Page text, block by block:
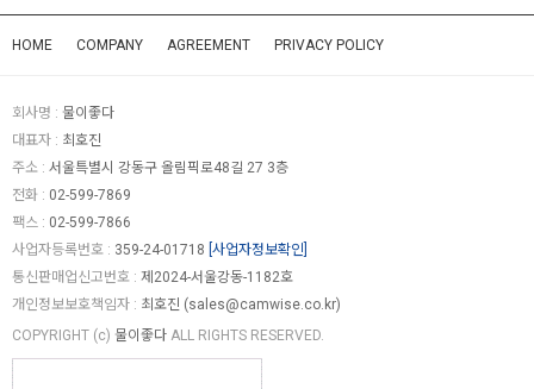
HOME COMPANY AGREEMENT PRIVACY POLICY
회사명 : 물이좋다
대표자 : 최호진
주소 : 서울특별시 강동구 올림픽로48길 27 3층
전화 : 02-599-7869
팩스 : 02-599-7866
사업자등록번호 : 359-24-01718 [사업자정보확인]
통신판매업신고번호 : 제2024-서울강동-1182호
개인정보보호책임자 : 최호진 (sales@camwise.co.kr)
COPYRIGHT (c) 물이좋다 ALL RIGHTS RESERVED.